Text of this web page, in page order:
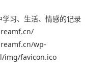
习、生活、情感的记录
wp-
img/favicon.ico